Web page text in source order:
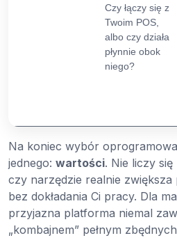
Czy łączy się z
Twoim POS,
albo czy działa
płynnie obok
niego?
Na koniec wybór
jednego: wartości. Nie liczy
czy narzędzie realnie
bez dokładania Ci pracy. Dla
przyjazna platforma niemal
„kombajnem” pełnym